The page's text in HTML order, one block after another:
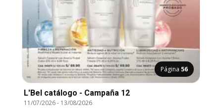
Página 56
L'Bel catálogo - Campaña 12
11/07/2026- 13/08/2026